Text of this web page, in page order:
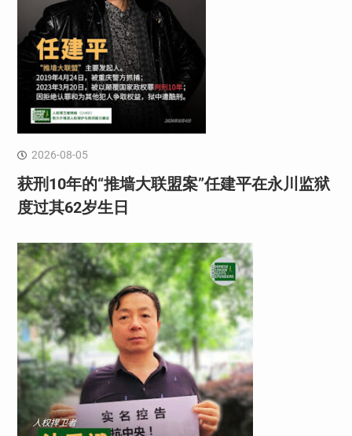
2026-08-05
获刑10年的“推墙大联盟案”任建平在永川监狱
度过其62岁生日